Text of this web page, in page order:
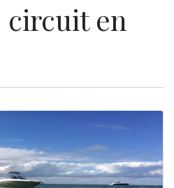
circuit en